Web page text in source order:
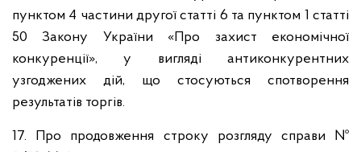
пунктом 4 частини другої статті 6 та пунктом 1 статті
50 Закону України «Про захист економічної
конкуренції», у вигляді антиконкурентних
узгоджених дій, що стосуються спотворення
результатів торгів.
17. Про продовження строку розгляду справи №